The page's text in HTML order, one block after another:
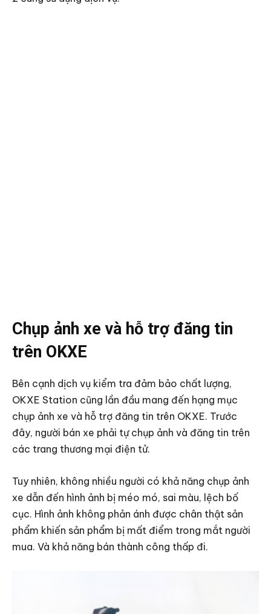
Chụp ảnh xe và hỗ trợ đăng tin
trên OKXE
Bên cạnh dịch vụ kiểm tra đảm bảo chất lượng,
OKXE Station cũng lần đầu mang đến hạng mục
chụp ảnh xe và hỗ trợ đăng tin trên OKXE. Trước
đây, người bán xe phải tự chụp ảnh và đăng tin trên
các trang thương mại điện tử.
Tuy nhiên, không nhiều người có khả năng chụp ảnh
xe dẫn đến hình ảnh bị méo mó, sai màu, lệch bố
cục. Hình ảnh không phản ánh được chân thật sản
phẩm khiến sản phẩm bị mất điểm trong mắt người
mua. Và khả năng bán thành công thấp đi.